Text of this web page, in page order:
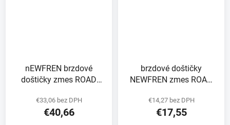
nEWFREN brzdové
doštičky zmes ROAD
ks v balení
€33,06 bez DPH
€40,66
brzdové doštičky
NEWFREN zmes ROAD
v balení
€14,27 bez DPH
€17,55